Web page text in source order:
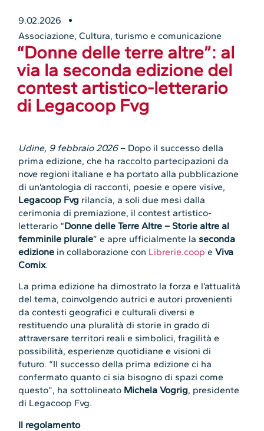
9.02.2026
Associazione,Cultura, turismo e comunicazione
“Donne delle terre altre”: al
via la seconda edizione del
contest artistico-letterario
di Legacoop Fvg
Udine, 9 febbraio 2026– Dopo il successo della
prima edizione, che ha raccolto partecipazioni da
nove regioni italiane e ha portato alla pubblicazione
di un’antologia di racconti, poesie e opere visive,
Legacoop Fvg rilancia, a soli due mesi dalla
cerimonia di premiazione, il contest artistico-
letterario “Donne delle Terre Altre – Storie altre al
femminile plurale” e apre ufficialmente la seconda
edizione in collaborazione con Librerie.coop eViva
Comix.
La prima edizione ha dimostrato la forza e l’attualità
del tema, coinvolgendo autrici e autori provenienti
da contesti geografici e culturali diversi e
restituendo una pluralità di storie in grado di
attraversare territori reali e simbolici, fragilità e
possibilità, esperienze quotidiane e visioni di
futuro. “Il successo della prima edizione ci ha
confermato quanto ci sia bisogno di spazi come
questo”, ha sottolineato Michela Vogrig, presidente
di Legacoop Fvg.
Il regolamento